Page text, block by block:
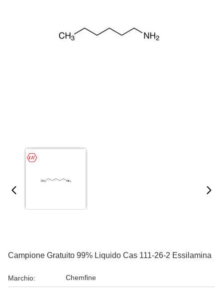
Campione Gratuito 99% Liquido Cas 111-26-2 Essilamina
Marchio: Chemfine